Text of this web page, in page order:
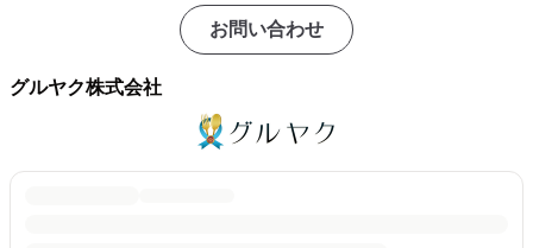
お問い合わせ
グルヤク株式会社